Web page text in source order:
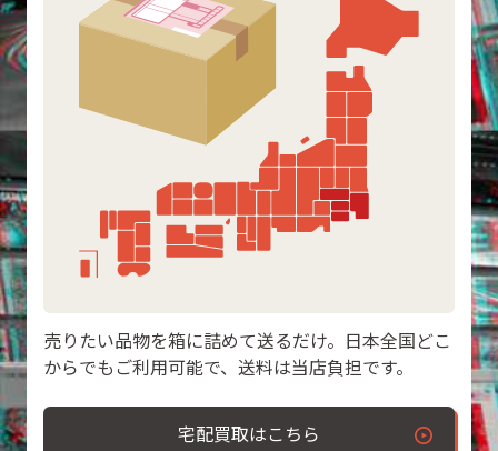
売りたい品物を箱に詰めて送るだけ。日本全国どこ
からでもご利用可能で、送料は当店負担です。
宅配買取はこちら